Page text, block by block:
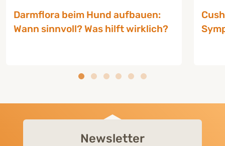
Darmflora beim Hund aufbauen:
Wann sinnvoll? Was hilft wirklich?
Newsletter